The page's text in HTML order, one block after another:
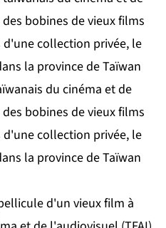
du cinéma et de
bobines de vieux films
collection privée, le
la province de Taïwan